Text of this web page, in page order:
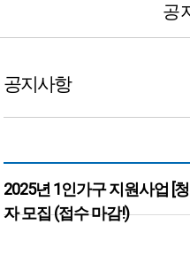
공
공지사항
2025년 1인가구 지원사업 [
자 모집 (접수 마감!)
본문